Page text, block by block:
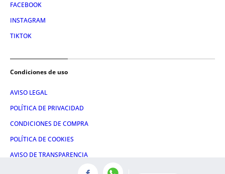
FACEBOOK
INSTAGRAM
TIKTOK
Condiciones de uso
AVISO LEGAL
POLÍTICA DE PRIVACIDAD
CONDICIONES DE COMPRA
POLÍTICA DE COOKIES
AVISO DE TRANSPARENCIA